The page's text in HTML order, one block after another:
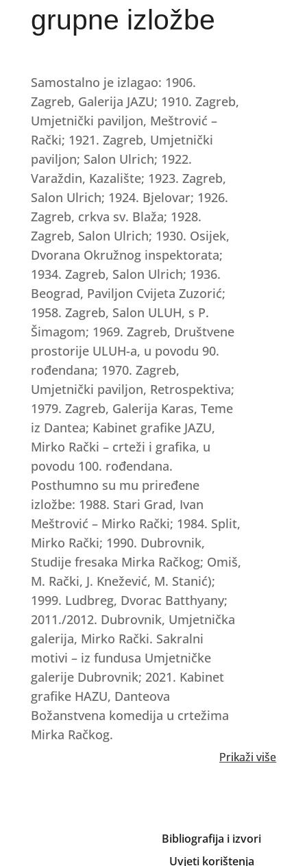
grupne izložbe
Samostalno je izlagao: 1906.
Zagreb, Galerija JAZU; 1910. Zagreb,
Umjetnički paviljon, Meštrović –
Rački; 1921. Zagreb, Umjetnički
paviljon; Salon Ulrich; 1922.
Varaždin, Kazalište; 1923. Zagreb,
Salon Ulrich; 1924. Bjelovar; 1926.
Zagreb, crkva sv. Blaža; 1928.
Zagreb, Salon Ulrich; 1930. Osijek,
Dvorana Okružnog inspektorata;
1934. Zagreb, Salon Ulrich; 1936.
Beograd, Paviljon Cvijeta Zuzorić;
1958. Zagreb, Salon ULUH, s P.
Šimagom; 1969. Zagreb, Društvene
prostorije ULUH-a, u povodu 90.
rođendana; 1970. Zagreb,
Umjetnički paviljon, Retrospektiva;
1979. Zagreb, Galerija Karas, Teme
iz Dantea; Kabinet grafike JAZU,
Mirko Rački – crteži i grafika, u
povodu 100. rođendana.
Posthumno su mu priređene
izložbe: 1988. Stari Grad, Ivan
Meštrović – Mirko Rački; 1984. Split,
Mirko Rački; 1990. Dubrovnik,
Studije fresaka Mirka Račkog; Omiš,
M. Rački, J. Knežević, M. Stanić);
1999. Ludbreg, Dvorac Batthyany;
2011./2012. Dubrovnik, Umjetnička
galerija, Mirko Rački. Sakralni
motivi – iz fundusa Umjetničke
galerije Dubrovnik; 2021. Kabinet
grafike HAZU, Danteova
Božanstvena komedija u crtežima
Mirka Račkog.
Bibliografija i izvori
Uvjeti korištenja